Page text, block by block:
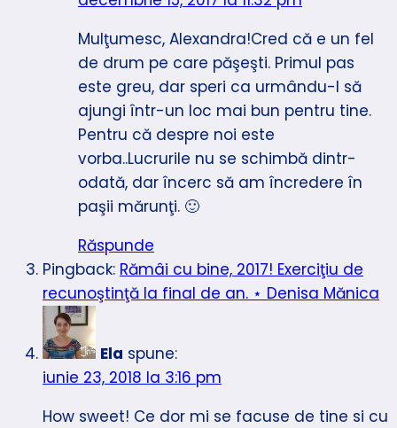
Mulţumesc, Alexandra!Cred că e un fel
de drum pe care păşeşti. Primul pas
este greu, dar speri ca urmându-l să
ajungi într-un loc mai bun pentru tine.
Pentru că despre noi este
vorba..Lucrurile nu se schimbă dintr-
odată, dar încerc să am încredere în
paşii mărunţi. 🙂
Răspunde
Pingback: Rămâi cu bine, 2017! Exerciţiu de
recunoştinţă la final de an. ⋆ Denisa Mănica
Ela spune:
iunie 23, 2018 la 3:16 pm
How sweet! Ce dor mi se facuse de tine si cu